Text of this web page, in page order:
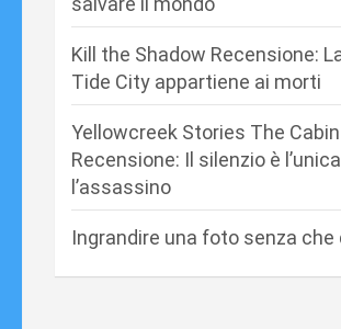
Kill the Shadow Recensione:
Tide City appartiene ai morti
Yellowcreek Stories The
Recensione: Il silenzio è
l’assassino
Ingrandire una foto senza